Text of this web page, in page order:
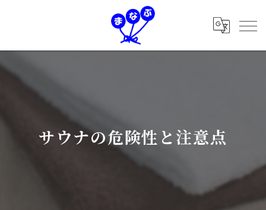
サウナの危険性と注意点